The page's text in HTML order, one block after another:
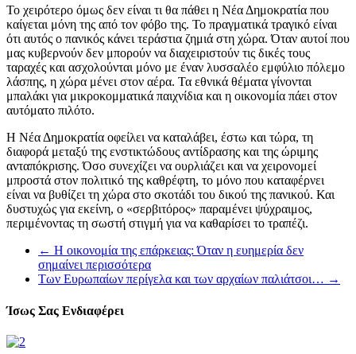
Το χειρότερο όμως δεν είναι τι θα πάθει η Νέα Δημοκρατία που
καίγεται μόνη της από τον φόβο της. Το πραγματικά τραγικό είναι
ότι αυτός ο πανικός κάνει τεράστια ζημιά στη χώρα. Όταν αυτοί που
μας κυβερνούν δεν μπορούν να διαχειριστούν τις δικές τους
ταραχές και ασχολούνται μόνο με έναν λυσσαλέο εμφύλιο πόλεμο
λάσπης, η χώρα μένει στον αέρα. Τα εθνικά θέματα γίνονται
μπαλάκι για μικροκομματικά παιχνίδια και η οικονομία πάει στον
αυτόματο πιλότο.
Η Νέα Δημοκρατία οφείλει να καταλάβει, έστω και τώρα, τη
διαφορά μεταξύ της ενστικτώδους αντίδρασης και της ώριμης
ανταπόκρισης. Όσο συνεχίζει να ουρλιάζει και να χειρονομεί
μπροστά στον πολιτικό της καθρέφτη, το μόνο που καταφέρνει
είναι να βυθίζει τη χώρα στο σκοτάδι του δικού της πανικού. Και
δυστυχώς για εκείνη, ο «σερβιτόρος» παραμένει ψύχραιμος,
περιμένοντας τη σωστή στιγμή για να καθαρίσει το τραπέζι.
← Η οικονομία της επάρκειας: Όταν η ευημερία δεν
σημαίνει περισσότερα
Των Ευρωπαίων περίγελα και των αρχαίων παλιάτσοι… →
Ίσως Σας Ενδιαφέρει